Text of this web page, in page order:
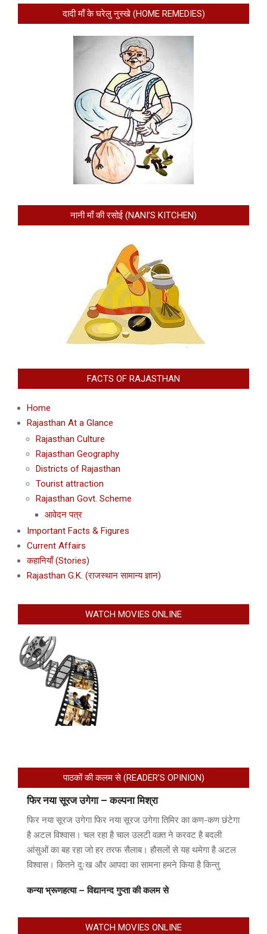
दादी माँ के घरेलु नुस्खे (HOME REMEDIES)
नानी माँ की रसोई (NANI’S KITCHEN)
FACTS OF RAJASTHAN
Home
Rajasthan At a Glance
Rajasthan Culture
Rajasthan Geography
Districts of Rajasthan
Tourist attraction
Rajasthan Govt. Scheme
आवेदन पत्र
Important Facts & Figures
Current Affairs
कहानियाँ (Stories)
Rajasthan G.K. (राजस्थान सामान्य ज्ञान)
WATCH MOVIES ONLINE
पाठकों की कलम से (READER’S OPINION)
फिर नया सूरज उगेगा – कल्पना मिश्रा
फिर नया सूरज उगेगा फिर नया सूरज उगेगा तिमिर का कण-कण छंटेगा
है अटल विश्वास। चल रहा है चाल उलटी वक़्त ने करवट है बदली
आंसुओं का बह रहा जो हर तरफ सैलाब। हौसलों से यह थमेगा है अटल
विश्वास। कितने दुःख और आपदा का सामना हमने किया है किन्तु
कन्या भ्रूणहत्या – विद्यानन्द गुप्ता की कलम से
WATCH MOVIES ONLINE